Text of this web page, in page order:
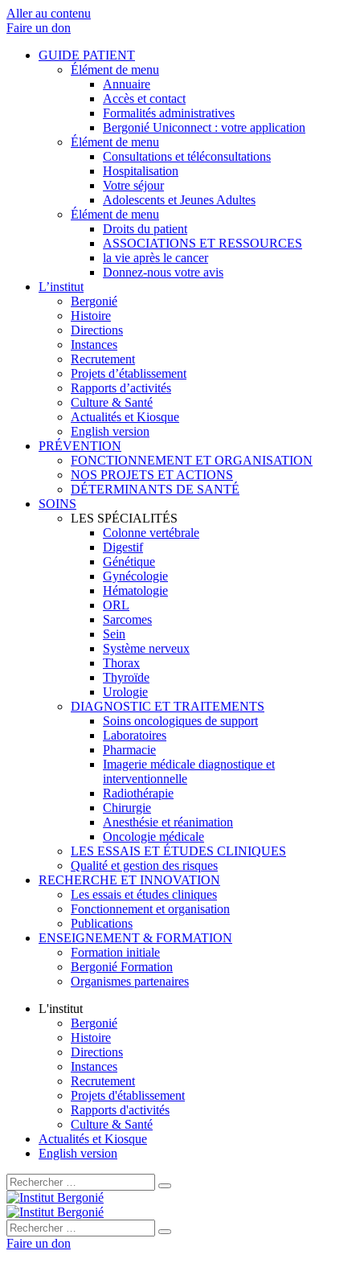
Aller au contenu
Faire un don
GUIDE PATIENT
Élément de menu
Annuaire
Accès et contact
Formalités administratives
Bergonié Uniconnect : votre application
Élément de menu
Consultations et téléconsultations
Hospitalisation
Votre séjour
Adolescents et Jeunes Adultes
Élément de menu
Droits du patient
ASSOCIATIONS ET RESSOURCES
la vie après le cancer
Donnez-nous votre avis
L’institut
Bergonié
Histoire
Directions
Instances
Recrutement
Projets d’établissement
Rapports d’activités
Culture & Santé
Actualités et Kiosque
English version
PRÉVENTION
FONCTIONNEMENT ET ORGANISATION
NOS PROJETS ET ACTIONS
DÉTERMINANTS DE SANTÉ
SOINS
LES SPÉCIALITÉS
Colonne vertébrale
Digestif
Génétique
Gynécologie
Hématologie
ORL
Sarcomes
Sein
Système nerveux
Thorax
Thyroïde
Urologie
DIAGNOSTIC ET TRAITEMENTS
Soins oncologiques de support
Laboratoires
Pharmacie
Imagerie médicale diagnostique et
interventionnelle
Radiothérapie
Chirurgie
Anesthésie et réanimation
Oncologie médicale
LES ESSAIS ET ÉTUDES CLINIQUES
Qualité et gestion des risques
RECHERCHE ET INNOVATION
Les essais et études cliniques
Fonctionnement et organisation
Publications
ENSEIGNEMENT & FORMATION
Formation initiale
Bergonié Formation
Organismes partenaires
L'institut
Bergonié
Histoire
Directions
Instances
Recrutement
Projets d'établissement
Rapports d'activités
Culture & Santé
Actualités et Kiosque
English version
Rechercher :
Rechercher :
Faire un don